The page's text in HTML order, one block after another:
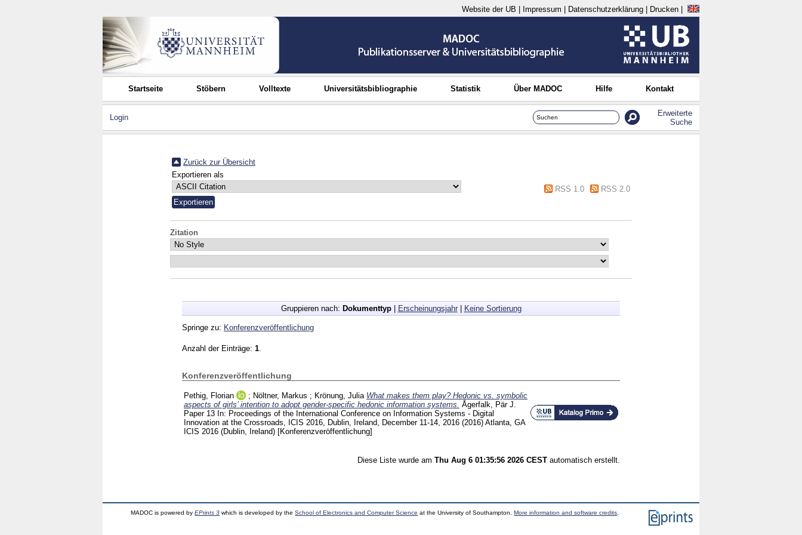
Website der UB Impressum Datenschutzerklärung Drucken
Startseite Stöbern Volltexte Universitätsbibliographie Statistik Über MADOC Hilfe Kontakt
Login
Erweiterte
Suche
Zurück zur Übersicht
Exportieren als
RSS 1.0
RSS 2.0
Zitation
Gruppieren nach: Dokumenttyp| Erscheinungsjahr| Keine Sortierung
Springe zu: Konferenzveröffentlichung
Anzahl der Einträge: 1
Konferenzveröffentlichung
Pethig, Florian ; Nöltner, Markus ; Krönung, Julia What makes them play? Hedonic vs. symbolic
aspects of girls’ intention to adopt gender-specific hedonic information systems. Ågerfalk, Pär J.
Paper 13 In: Proceedings of the International Conference on Information Systems - Digital
Innovation at the Crossroads, ICIS 2016, Dublin, Ireland, December 11-14, 2016 (2016) Atlanta, GA
ICIS 2016 (Dublin, Ireland) [Konferenzveröffentlichung]
Diese Liste wurde am Thu Aug 6 01:35:56 2026 CEST automatisch erstellt.
MADOC is powered byEPrints 3 which is developed by theSchool of Electronics and Computer Science at the University of Southampton.More information and software credits